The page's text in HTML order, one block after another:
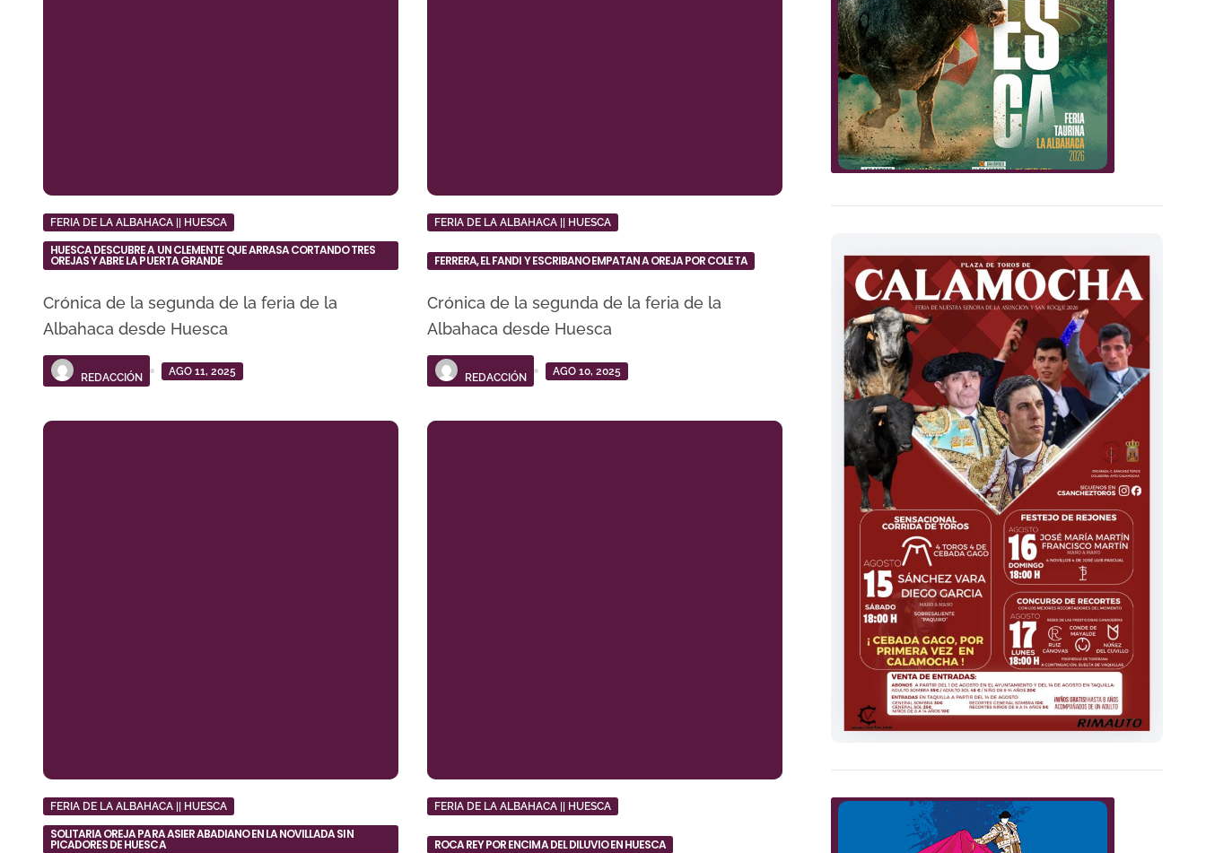
FERIA DE LA ALBAHACA || HUESCA
HUESCA DESCUBRE A UN CLEMENTE QUE ARRASA CORTANDO TRES
OREJAS Y ABRE LA PUERTA GRANDE
Crónica de la segunda de la feria de la
Albahaca desde Huesca
REDACCIÓN
AGO 11, 2025
FERIA DE LA ALBAHACA || HUESCA
FERRERA, EL FANDI Y ESCRIBANO EMPATAN A OREJA POR COLETA
Crónica de la segunda de la feria de la
Albahaca desde Huesca
REDACCIÓN
AGO 10, 2025
FERIA DE LA ALBAHACA || HUESCA
SOLITARIA OREJA PARA ASIER ABADIANO EN LA NOVILLADA SIN
PICADORES DE HUESCA
FERIA DE LA ALBAHACA || HUESCA
ROCA REY POR ENCIMA DEL DILUVIO EN HUESCA